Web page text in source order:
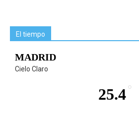
El tiempo
MADRID
Cielo Claro
25.4°